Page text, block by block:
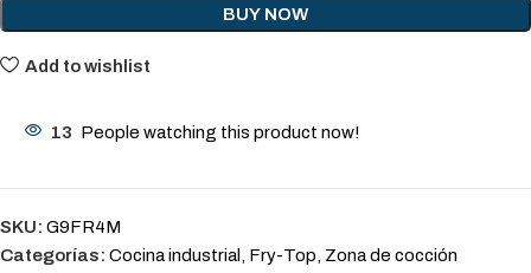
BUY NOW
Add to wishlist
13 People watching this product now!
SKU: G9FR4M
Categorías: Cocina industrial , Fry-Top, Zona de cocción